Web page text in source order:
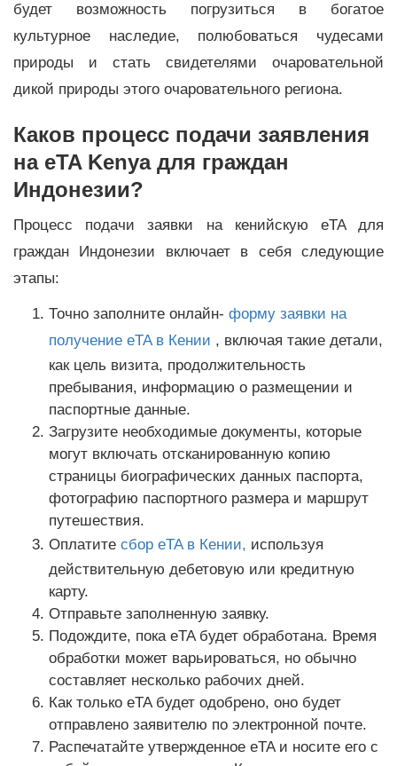
будет возможность погрузиться в богатое
культурное наследие, полюбоваться чудесами
природы и стать свидетелями очаровательной
дикой природы этого очаровательного региона.
Каков процесс подачи заявления
на eTA Kenya для граждан
Индонезии?
Процесс подачи заявки на кенийскую eTA для
граждан Индонезии включает в себя следующие
этапы:
Точно заполните онлайн- форму заявки на
получение eTA в Кении , включая такие детали,
как цель визита, продолжительность
пребывания, информацию о размещении и
паспортные данные.
Загрузите необходимые документы, которые
могут включать отсканированную копию
страницы биографических данных паспорта,
фотографию паспортного размера и маршрут
путешествия.
Оплатите сбор eTA в Кении, используя
действительную дебетовую или кредитную
карту.
Отправьте заполненную заявку.
Подождите, пока eTA будет обработана. Время
обработки может варьироваться, но обычно
составляет несколько рабочих дней.
Как только eTA будет одобрено, оно будет
отправлено заявителю по электронной почте.
Распечатайте утвержденное eTA и носите его с